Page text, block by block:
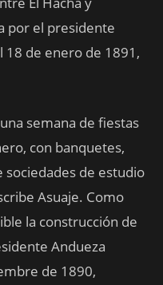
por el presidente
18 de enero de 1891,
semana de fiestas
con banquetes,
sociedades de estudio
Asuaje. Como
la construcción de
Andueza
de 1890,